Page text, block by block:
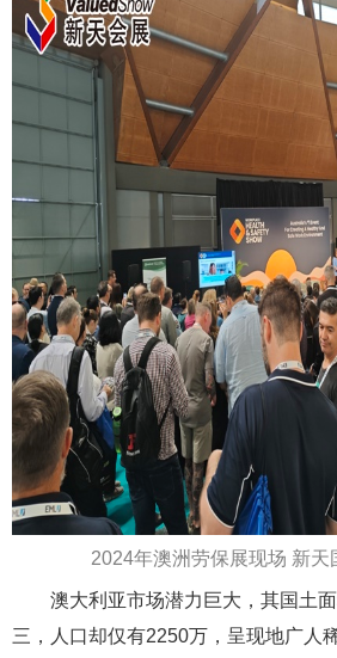
2024年澳洲劳保展现场 新天
澳大利亚市场潜力巨大，其国土面
三，人口却仅有2250万，呈现地广人